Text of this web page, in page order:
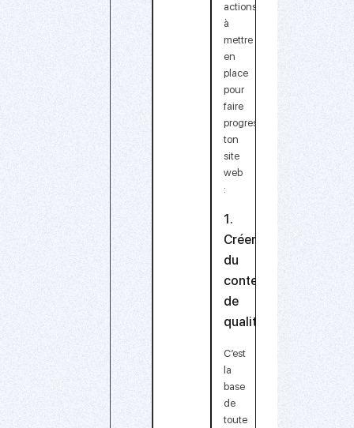
actions
à
mettre
en
place
pour
faire
progresser
ton
site
web
:
1.
Créer
du
contenu
de
qualité
C’est
la
base
de
toute